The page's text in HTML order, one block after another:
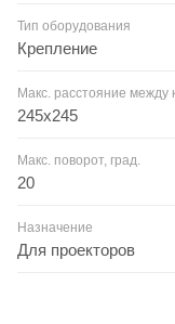
Тип оборудования
Крепление
Макс. расстояние
245х245
Макс. поворот, град.
20
Назначение
Для проекторов